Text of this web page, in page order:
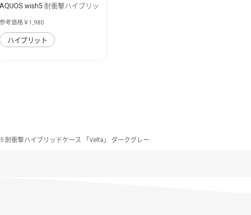
AQUOS wish5 耐衝撃ハイブリッ
参考価格￥1,980
ハイブリット
耐衝撃ハイブリッドケース 「Velta」 ダークグレー